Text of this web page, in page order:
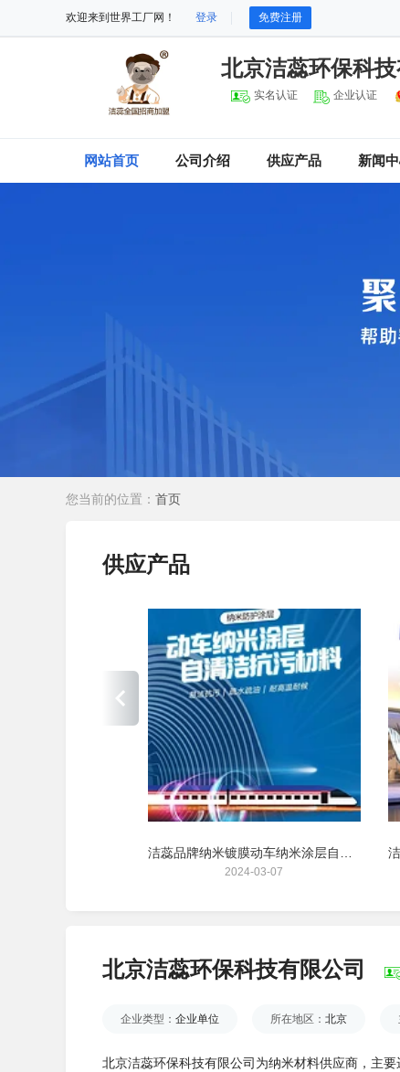
欢迎来到世界工厂网！ 登录 免费注册
北京洁蕊环保科技
实名认证 企业认证
网站首页 公司介绍 供应产品 新闻
您当前的位置： 首页
供应产品
2024-03-07
北京洁蕊环保科技有限公司
企业类型： 企业单位 所在地区： 北京
北京洁蕊环保科技有限公司为纳米材料供应商，主